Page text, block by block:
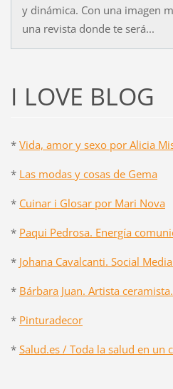
y dinámica. Con una imagen
una revista donde te será...
I LOVE BLOG
* Vida, amor y sexo por Alicia
* Las modas y cosas de Gema
* Cuinar i Glosar por Mari Nova
* Paqui Pedrosa. Energía
* Johana Cavalcanti. Social
* Bárbara Juan. Artista ceramista.
* Pinturadecor
* Salud.es / Toda la salud en un